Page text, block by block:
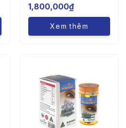
(Lọ 90 Viên)
1,800,000₫
Xem thêm